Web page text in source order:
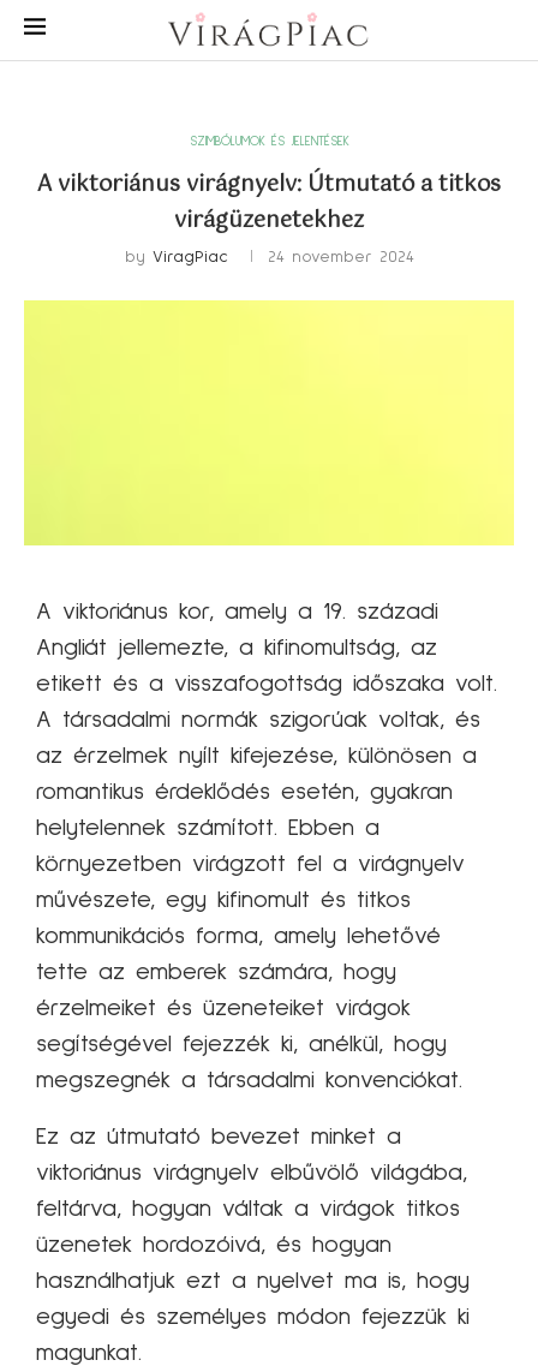
SZIMBÓLUMOK ÉS JELENTÉSEK
A viktoriánus virágnyelv: Útmutató a titkos
virágüzenetekhez
by ViragPiac 24 november 2024
A viktoriánus kor, amely a 19. századi
Angliát jellemezte, a kifinomultság, az
etikett és a visszafogottság időszaka volt.
A társadalmi normák szigorúak voltak, és
az érzelmek nyílt kifejezése, különösen a
romantikus érdeklődés esetén, gyakran
helytelennek számított. Ebben a
környezetben virágzott fel a virágnyelv
művészete, egy kifinomult és titkos
kommunikációs forma, amely lehetővé
tette az emberek számára, hogy
érzelmeiket és üzeneteiket virágok
segítségével fejezzék ki, anélkül, hogy
megszegnék a társadalmi konvenciókat.
Ez az útmutató bevezet minket a
viktoriánus virágnyelv elbűvölő világába,
feltárva, hogyan váltak a virágok titkos
üzenetek hordozóivá, és hogyan
használhatjuk ezt a nyelvet ma is, hogy
egyedi és személyes módon fejezzük ki
magunkat.